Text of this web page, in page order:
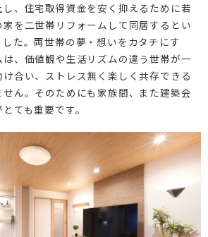
ォーム
リフォーム
」
、住宅取得資金を安く抑えるために若
を二世帯リフォームして同居するとい
た。両世帯の夢・想いをカタチにす
、価値観や生活リズムの違う世帯が一
合い、ストレス無く楽しく共存できる
ん。そのためにも家族間、また建築会
ても重要です。